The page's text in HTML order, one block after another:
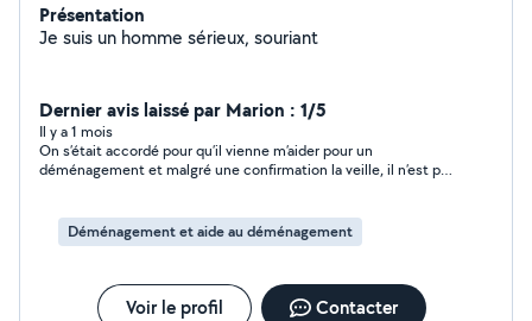
Présentation
Je suis un homme sérieux, souriant
Dernier avis laissé par Marion : 1/5
Il y a 1 mois
On s’était accordé pour qu’il vienne m’aider pour un
déménagement et malgré une confirmation la veille, il n’est pas
écrit au bout de 40 min de retard qu’il m’a dit qu’il ne viendrait
pas.
Déménagement et aide au déménagement
Voir le profil Contacter